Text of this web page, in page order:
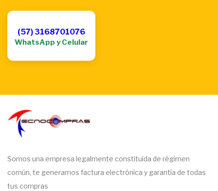
(57) 3168701076
WhatsApp y Celular
Somos una empresa legalmente constituida de régimen
común, te generamos factura electrónica y garantía de todas
tus compras